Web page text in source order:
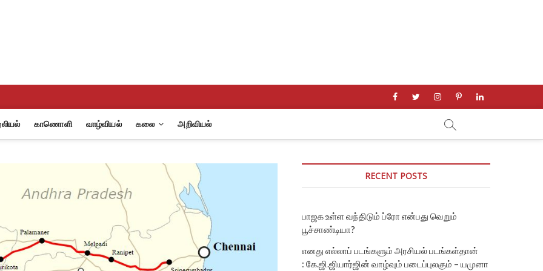
facebooktwitterinstagrampinterestlinkedin
காணொளி வாழ்வியல் கலை அறிவியல்
RECENT POSTS
பாஜக உள்ள வந்திடும் ப்ரோ என்பது வெறும்
பூச்சாண்டியா?
எனது எல்லாப் படங்களும் அரசியல் படங்கள்தான்
: கே.ஜி.ஜியார்ஜின் வாழ்வும் படைப்புலகும் – யமுனா